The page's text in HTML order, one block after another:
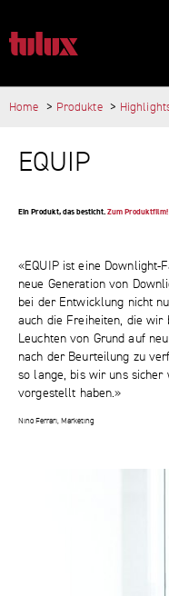
WICHTIGE SEITEN
Main Navigation
Inhalt
Sitemap
Home Produkte
HAUPTINHALT
EQUIP
Ein Produkt, das besticht. Zum Produktfilm!
«EQUIP ist eine Downlight-
neue Generation von
bei der Entwicklung nicht
auch die Freiheiten, die wir
Leuchten von Grund auf
nach der Beurteilung zu
so lange, bis wir uns sicher
vorgestellt haben.»
Nino Ferrari, Marketing